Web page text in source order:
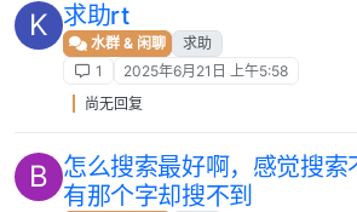
K 求助rt
水群 & 闲聊
求助
1
2025年6月21日 上午5:58
尚无回复
B 怎么搜索最好啊，感觉搜索
有那个字却搜不到